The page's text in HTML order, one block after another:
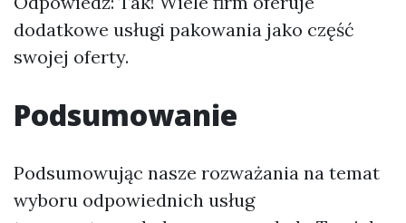
dodatkowe usługi pakowania jako część
swojej oferty.
Podsumowanie
Podsumowując nasze rozważania na temat
wyboru odpowiednich usług